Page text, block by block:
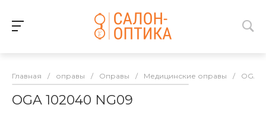
Главная / оправы / Оправы / Медицинские оправы / OGA
OGA 102040 NG09